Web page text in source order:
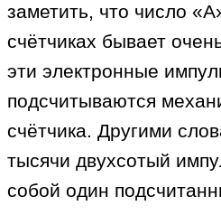
заметить, что число
счётчиках бывает
эти электронные
подсчитываются
счётчика. Другими
тысячи двухсотый
собой один